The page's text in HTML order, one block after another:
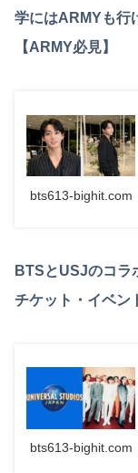
学にはARMYも行
【ARMY必見】
bts613-bighit.com
BTSとUSJのコラ
チケット・イベン
bts613-bighit.com